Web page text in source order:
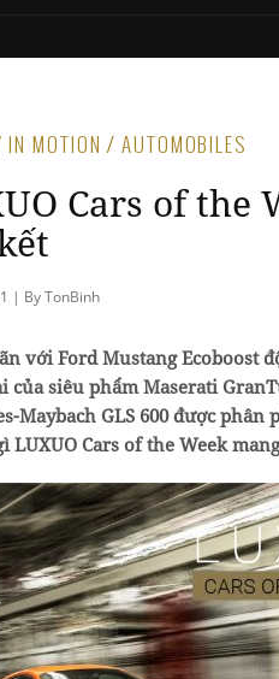
IN MOTION / AUTOMOBILES
Cars of the
| By TonBinh
với Ford Mustang Ecoboost
của siêu phẩm Maserati
Maybach GLS 600 được
LUXUO Cars of the Week